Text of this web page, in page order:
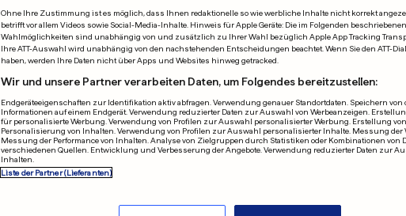
E-STRAP
Dieses Armband macht
Uhren zur Smartwatch
Deutschland
«Pegida» das
WERBUNG
Ohne Ihre Zustimmung ist es möglich, dass Ihnen redaktionelle so wie werbliche Inhalte nicht korrekt
betrifft vor allem Videos sowie Social-Media-Inhalte. Hinweis für Apple Geräte: Die im Folgenden
Wahlmöglichkeiten sind unabhängig von und zusätzlich zu Ihrer Wahl bezüglich Apple App Tracking
Ihre ATT-Auswahl wird unabhängig von den nachstehenden Entscheidungen beachtet. Wenn Sie den ATT-
haben, werden Ihre Daten nicht über Apps und Websites hinweg getracked.
Wir und unsere Partner verarbeiten Daten, um Folgendes bereitzustellen:
Endgeräteeigenschaften zur Identifikation aktiv abfragen. Verwendung genauer Standortdaten. Speichern von
Informationen auf einem Endgerät. Verwendung reduzierter Daten zur Auswahl von Werbeanzeigen.
für personalisierte Werbung. Verwendung von Profilen zur Auswahl personalisierter Werbung. Erstellung
Personalisierung von Inhalten. Verwendung von Profilen zur Auswahl personalisierter Inhalte. Messung der
Messung der Performance von Inhalten. Analyse von Zielgruppen durch Statistiken oder Kombinationen von
verschiedenen Quellen. Entwicklung und Verbesserung der Angebote. Verwendung reduzierter Daten zur
Inhalten.
Liste der Partner (Lieferanten)